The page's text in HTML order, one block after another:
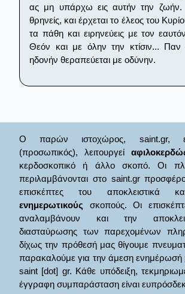
ας μη υπάρχω εις αυτήν την ζωήν.
θρηνείς, και έρχεται το έλεος του
τα πάθη και ειρηνεύεις με τον
Θεόν και με όλην την κτίσιν... Παν
ηδονήν θεραπεύεται με οδύνην.
Ο παρών ιστοχώρος, saint.gr,
(προσωπικός), λειτουργεί
κερδοσκοπικό ή άλλο σκοπό. Οι
περιλαμβάνονται στο saint.gr
επισκέπτες του αποκλειστικά
ενημερωτικούς σκοπούς. Οι
αναλαμβάνουν και την
διασταύρωσης των παρεχομένων
δίχως την πρόθεσή μας θίγουμε
παρακαλούμε για την άμεση ενημέρωσή
saint [dot] gr. Κάθε υπόδειξη,
έγγραφη συμπαράσταση είναι